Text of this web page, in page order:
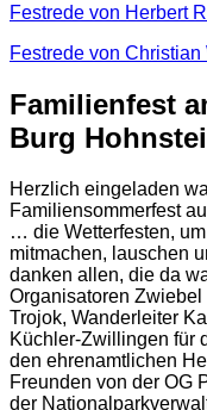
Festrede von Herbert
Festrede von Christian
Familienfest
Burg
Herzlich eingeladen
Familiensommerfest
… die Wetterfesten,
mitmachen, lauschen
danken allen, die da
Organisatoren
Trojok, Wanderleiter
Küchler-Zwillingen für
den ehrenamtlichen
Freunden von der OG
der